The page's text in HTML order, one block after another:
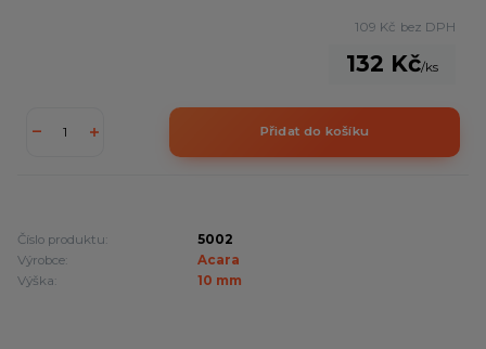
132 Kč/ks
109 Kč bez DPH
Přidat do košíku
Číslo produktu:
5002
Výrobce:
Acara
Výška:
10 mm